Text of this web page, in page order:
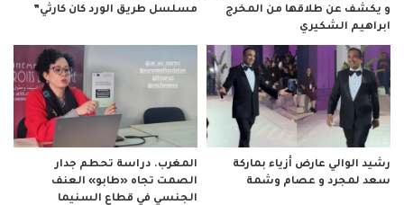
و يكشف عن طلاقها من المخرج
ابراهيم الشكيري
مسلسل طريق الورد كان كارثي”
رشيد الوالي عارض أزياء بماركة
سعد لمجرد و عصام وشمة
المغرب. دراسة تحطم جدار
الصمت تجاه «طابو» العنف
الجنسي في قطاع السنيما